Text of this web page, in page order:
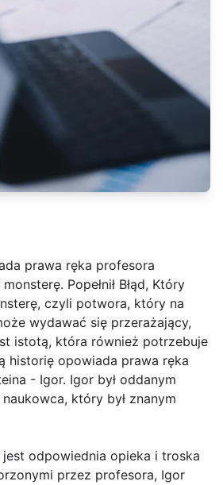
prawa ręka profesora
Popełnił Błąd, Który
czyli potwora, który na
wydawać się przerażający,
istotą, która również potrzebuje
historię opowiada prawa ręka
- Igor. Igor był oddanym
który był znanym
odpowiednia opieka i troska
przez profesora, Igor